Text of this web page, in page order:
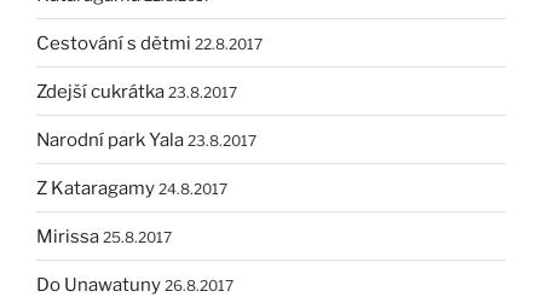
Cestování s dětmi 22.8.2017
Zdejší cukrátka 23.8.2017
Narodní park Yala 23.8.2017
Z Kataragamy 24.8.2017
Mirissa 25.8.2017
Do Unawatuny 26.8.2017